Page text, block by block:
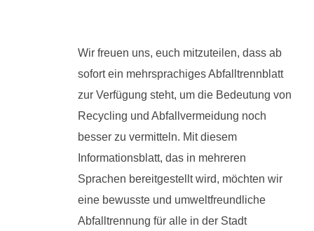
Wir freuen uns, euch mitzuteilen, dass ab
sofort ein mehrsprachiges Abfalltrennblatt
zur Verfügung steht, um die Bedeutung von
Recycling und Abfallvermeidung noch
besser zu vermitteln. Mit diesem
Informationsblatt, das in mehreren
Sprachen bereitgestellt wird, möchten wir
eine bewusste und umweltfreundliche
Abfalltrennung für alle in der Stadt